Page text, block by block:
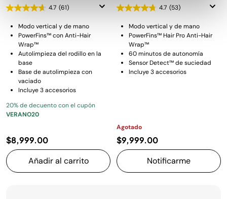
4.7 (61)
Modo vertical y de mano
PowerFins™ con Anti-Hair
Wrap™
Autolimpieza del rodillo en la
base
Base de autolimpieza con
vaciado
Incluye 3 accesorios
20% de decuento con el cupón
VERANO20
$8,999.00
Añadir al carrito
4.7 (53)
Modo vertical y de mano
PowerFins™ Hair Pro Anti-Hair
Wrap™
60 minutos de autonomía
Sensor Detect™ de suciedad
Incluye 3 accesorios
Agotado
$9,999.00
Notificarme